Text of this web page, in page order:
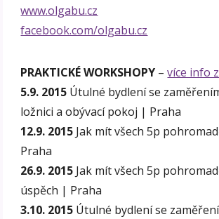
www.olgabu.cz
facebook.com/olgabu.cz
PRAKTICKÉ WORKSHOPY –více info
5.9. 2015 Útulné bydlení se
ložnici a obývací pokoj | Praha
12.9. 2015 Jak mít všech 5p
Praha
26.9. 2015 Jak mít všech 5p
úspěch | Praha
3.10. 2015 Útulné bydlení se